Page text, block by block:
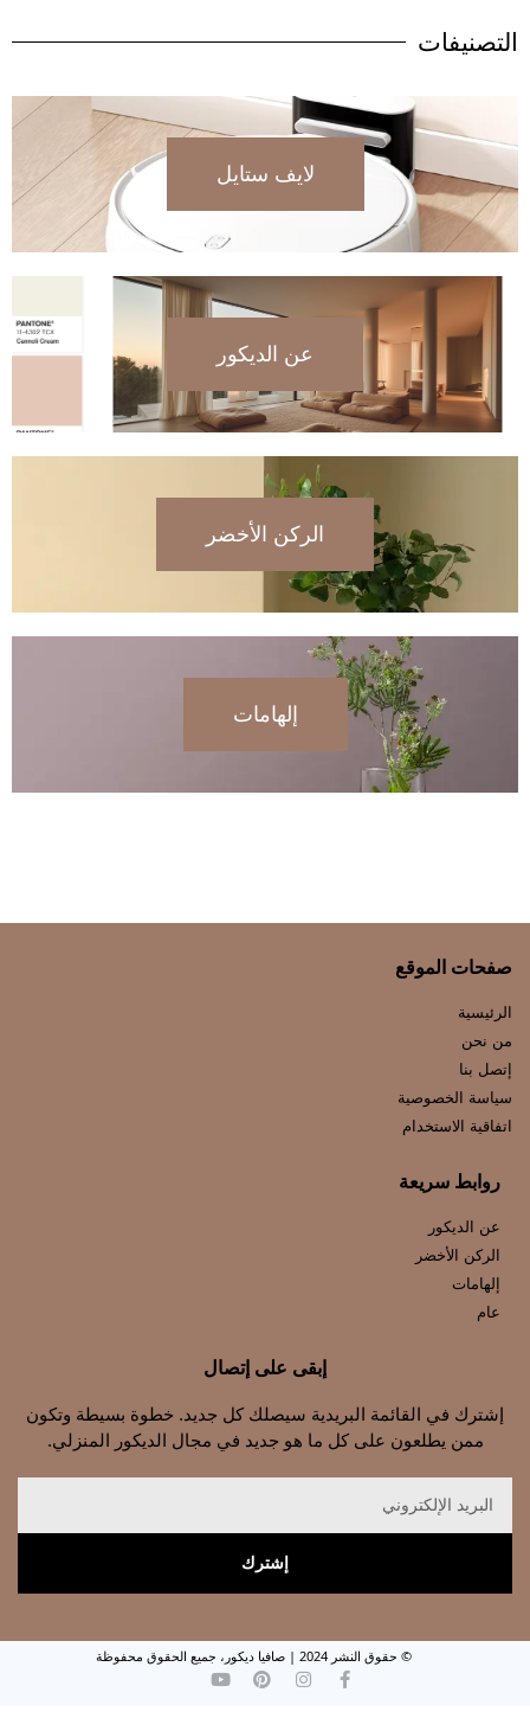
التصنيفات
لايف ستايل
عن الديكور
الركن الأخضر
إلهامات
صفحات الموقع
الرئيسية
من نحن
إتصل بنا
سياسة الخصوصية
اتفاقية الاستخدام
روابط سريعة
عن الديكور
الركن الأخضر
إلهامات
عام
إبقى على إتصال
إشترك في القائمة البريدية سيصلك كل جديد. خطوة بسيطة وتكون
ممن يطلعون على كل ما هو جديد في مجال الديكور المنزلي.
إشترك
© حقوق النشر 2024 | صافيا ديكور، جميع الحقوق محفوظة